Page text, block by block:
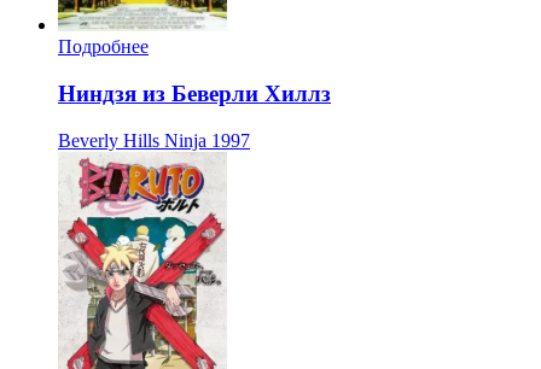
Подробнее
Ниндзя из Беверли Хиллз
Beverly Hills Ninja 1997